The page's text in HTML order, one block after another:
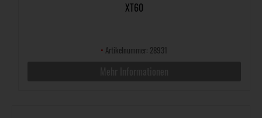
XT60
• Artikelnummer: 28931